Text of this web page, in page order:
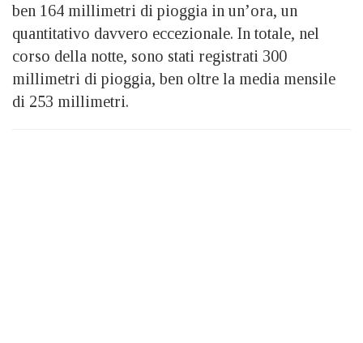
ben 164 millimetri di pioggia in un’ora, un
quantitativo davvero eccezionale. In totale, nel
corso della notte, sono stati registrati 300
millimetri di pioggia, ben oltre la media mensile
di 253 millimetri.